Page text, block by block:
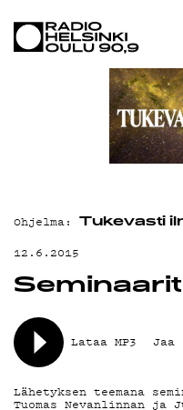
OHJELMAT
TEKIJÄT
ON-
MAINOSTA
G LIVELAB
Ohjelma: Tukevasti
12.6.2015
Seminaarit
Lataa MP3 Jaa
Lähetyksen teemana
Tuomas Nevanlinnan ja